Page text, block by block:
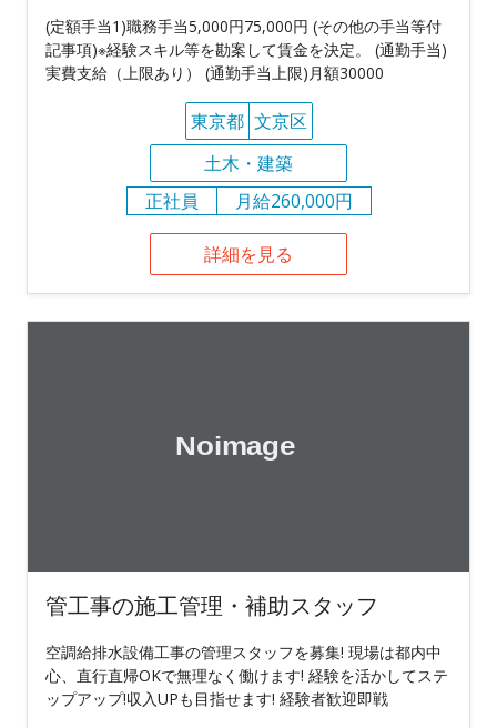
(定額手当1)職務手当5,000円75,000円 (その他の手当等付
記事項)※経験スキル等を勘案して賃金を決定。 (通勤手当)
実費支給（上限あり） (通勤手当上限)月額30000
東京都 文京区
土木・建築
正社員
月給260,000円
詳細を見る
管工事の施工管理・補助スタッフ
空調給排水設備工事の管理スタッフを募集! 現場は都内中
心、直行直帰OKで無理なく働けます! 経験を活かしてステ
ップアップ!収入UPも目指せます! 経験者歓迎即戦